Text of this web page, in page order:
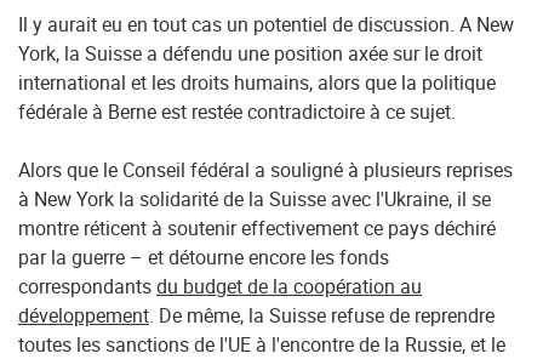
Il y aurait eu en tout cas un potentiel de discussion. A New
York, la Suisse a défendu une position axée sur le droit
international et les droits humains, alors que la politique
fédérale à Berne est restée contradictoire à ce sujet.
Alors que le Conseil fédéral a souligné à plusieurs reprises
à New York la solidarité de la Suisse avec l'Ukraine, il se
montre réticent à soutenir effectivement ce pays déchiré
par la guerre – et détourne encore les fonds
correspondantsdu budget de la coopération au
développement. De même, la Suisse refuse de reprendre
toutes les sanctions de l'UE à l'encontre de la Russie, et le